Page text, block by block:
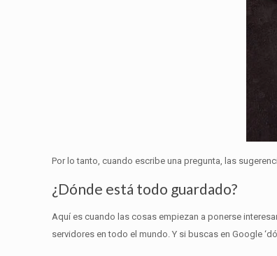
Por lo tanto, cuando escribe una pregunta, las
¿Dónde está todo guardado?
Aquí es cuando las cosas empiezan a ponerse
servidores en todo el mundo.Y si buscas en Google